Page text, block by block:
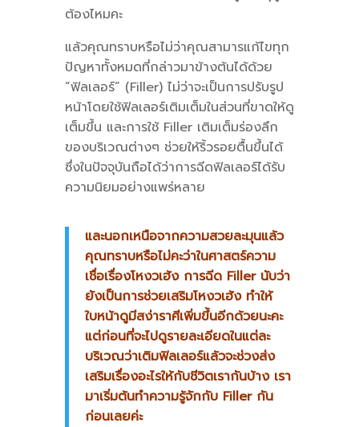
ต้องไหมคะ
แล้วคุณทราบหรือไม่ว่าคุณสามารแก้ไขทุก
ปัญหาทั้งหมดที่กล่าวมาข้างต้นได้ด้วย
“ฟิลเลอร์” (Filler) ไม่ว่าจะเป็นการปรับรูป
หน้าโดยใช้ฟิลเลอร์เติมเต็มในส่วนที่ขาดให้ดู
เต็มขึ้น และการใช้ Filler เติมเต็มร่องลึก
ของบริเวณต่างๆ ช่วยให้ริ้วรอยตื้นขึ้นได้
ซึ่งในปัจจุบันถือได้ว่าการฉีดฟิลเลอร์ได้รับ
ความนิยมอย่างแพร่หลาย
และนอกเหนือจากความสวยละมุนแล้ว
คุณทราบหรือไม่คะว่าในศาสตร์ความ
เชื่อเรื่องโหงวเฮ้ง การฉีด Filler นับว่า
ยังเป็นการช่วยเสริมโหงวเฮ้ง ทำให้
ใบหน้าดูมีสง่าราศีเพิ่มขึ้นอีกด้วยนะคะ
แต่ก่อนที่จะไปดูรายละเอียดในแต่ละ
บริเวณว่าเติมฟิลเลอร์แล้วจะช่วงส่ง
เสริมเรื่องอะไรให้กับชีวิตเรากันบ้าง เรา
มาเริ่มต้นทำความรู้จักกับ Filler กัน
ก่อนเลยค่ะ